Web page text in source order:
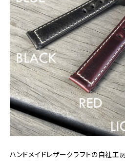
ハンドメイドレザークラフトの自社工